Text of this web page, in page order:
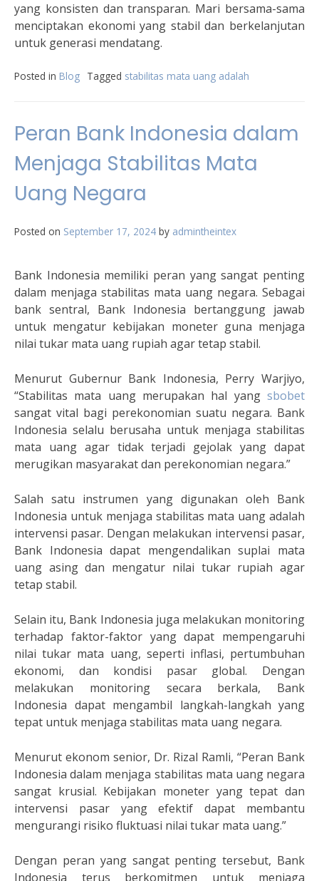
yang konsisten dan transparan. Mari bersama-sama
menciptakan ekonomi yang stabil dan berkelanjutan
untuk generasi mendatang.
Posted in Blog Tagged stabilitas mata uang adalah
Peran Bank Indonesia dalam
Menjaga Stabilitas Mata
Uang Negara
Posted on September 17, 2024 by admintheintex
Bank Indonesia memiliki peran yang sangat penting
dalam menjaga stabilitas mata uang negara. Sebagai
bank sentral, Bank Indonesia bertanggung jawab
untuk mengatur kebijakan moneter guna menjaga
nilai tukar mata uang rupiah agar tetap stabil.
Menurut Gubernur Bank Indonesia, Perry Warjiyo,
“Stabilitas mata uang merupakan hal yang sbobet
sangat vital bagi perekonomian suatu negara. Bank
Indonesia selalu berusaha untuk menjaga stabilitas
mata uang agar tidak terjadi gejolak yang dapat
merugikan masyarakat dan perekonomian negara.”
Salah satu instrumen yang digunakan oleh Bank
Indonesia untuk menjaga stabilitas mata uang adalah
intervensi pasar. Dengan melakukan intervensi pasar,
Bank Indonesia dapat mengendalikan suplai mata
uang asing dan mengatur nilai tukar rupiah agar
tetap stabil.
Selain itu, Bank Indonesia juga melakukan monitoring
terhadap faktor-faktor yang dapat mempengaruhi
nilai tukar mata uang, seperti inflasi, pertumbuhan
ekonomi, dan kondisi pasar global. Dengan
melakukan monitoring secara berkala, Bank
Indonesia dapat mengambil langkah-langkah yang
tepat untuk menjaga stabilitas mata uang negara.
Menurut ekonom senior, Dr. Rizal Ramli, “Peran Bank
Indonesia dalam menjaga stabilitas mata uang negara
sangat krusial. Kebijakan moneter yang tepat dan
intervensi pasar yang efektif dapat membantu
mengurangi risiko fluktuasi nilai tukar mata uang.”
Dengan peran yang sangat penting tersebut, Bank
Indonesia terus berkomitmen untuk menjaga